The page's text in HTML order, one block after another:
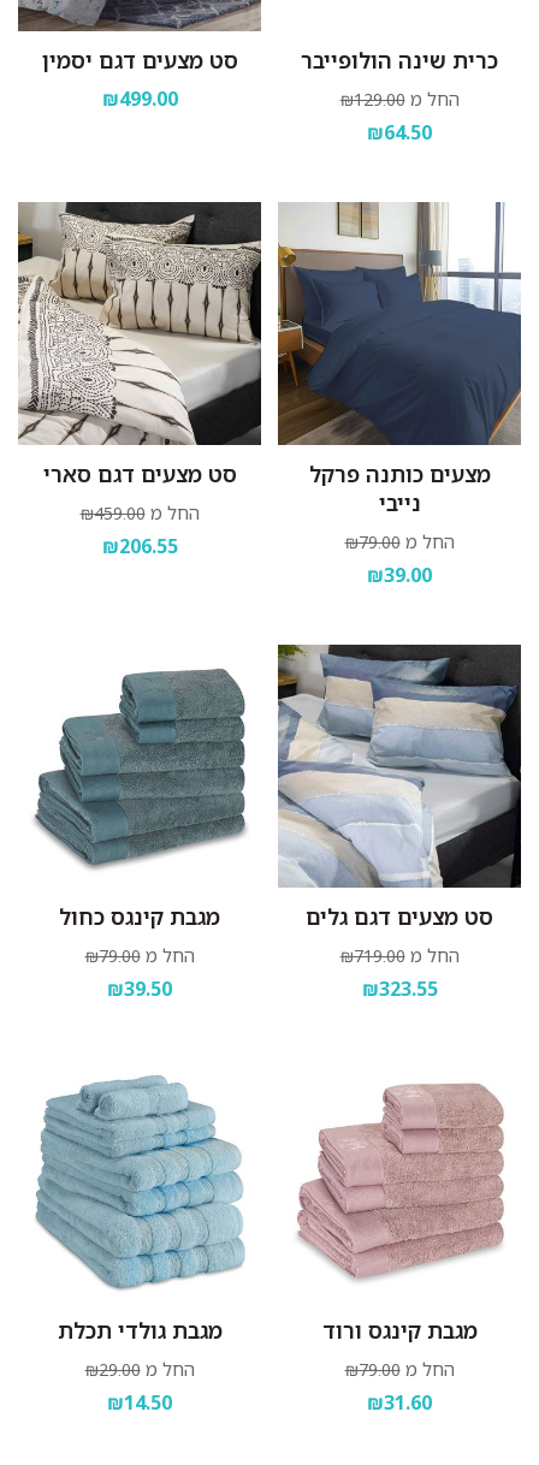
כרית שינה הולופייבר
החל מ ₪129.00
₪64.50
סט מצעים דגם יסמין
₪499.00
מצעים כותנה פרקל
נייבי
החל מ ₪79.00
₪39.00
סט מצעים דגם סארי
החל מ ₪459.00
₪206.55
סט מצעים דגם גלים
החל מ ₪719.00
₪323.55
מגבת קינגס כחול
החל מ ₪79.00
₪39.50
מגבת קינגס ורוד
החל מ ₪79.00
₪31.60
מגבת גולדי תכלת
החל מ ₪29.00
₪14.50